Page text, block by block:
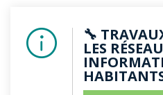
🔧
LES